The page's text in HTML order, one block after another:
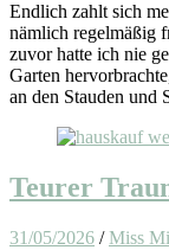
Endlich zahlt sich
nämlich regelmäßig
zuvor hatte ich nie
Garten
an den Stauden und
Teurer
31/05/2026 /Miss